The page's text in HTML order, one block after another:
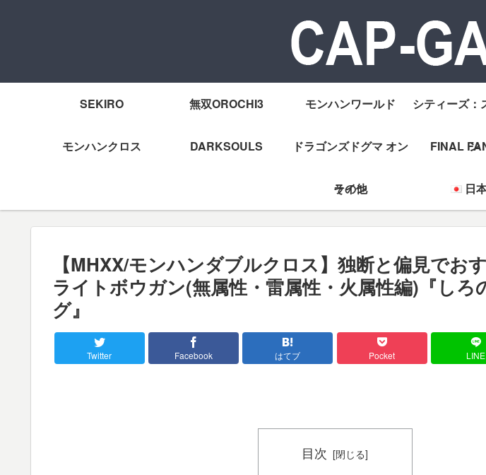
SEKIRO 無双OROCHI3 モンハンワールド シティーズ：
ン
モンハンクロス DARKSOULS ドラゴンズドグマ オン
ライン
FINAL
その他 日
【MHXX/モンハンダブルクロス】独断と偏見でお
ライトボウガン(無属性・雷属性・火属性編)『しろ
グ』
Twitter Facebook はてブ Pocket LINE
目次